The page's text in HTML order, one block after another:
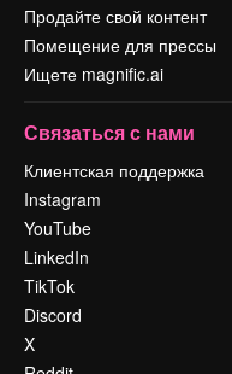
Продайте свой контент
Помещение для прессы
Ищете magnific.ai
Связаться с нами
Клиентская поддержка
Instagram
YouTube
LinkedIn
TikTok
Discord
X